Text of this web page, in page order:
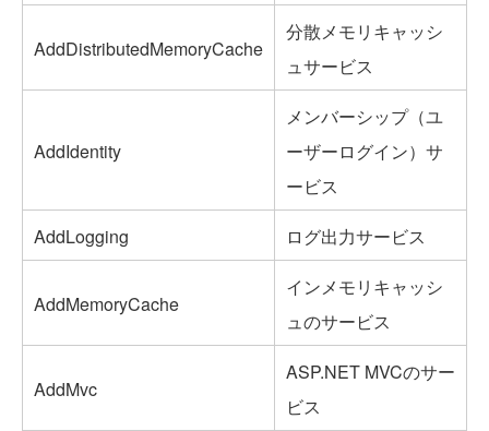
AddDistributedMemoryCache
分散メモリキャッシ
ュサービス
AddIdentity
メンバーシップ（ユ
ーザーログイン）サ
ービス
AddLogging
ログ出力サービス
AddMemoryCache
インメモリキャッシ
ュのサービス
AddMvc
ASP.NET MVCのサー
ビス